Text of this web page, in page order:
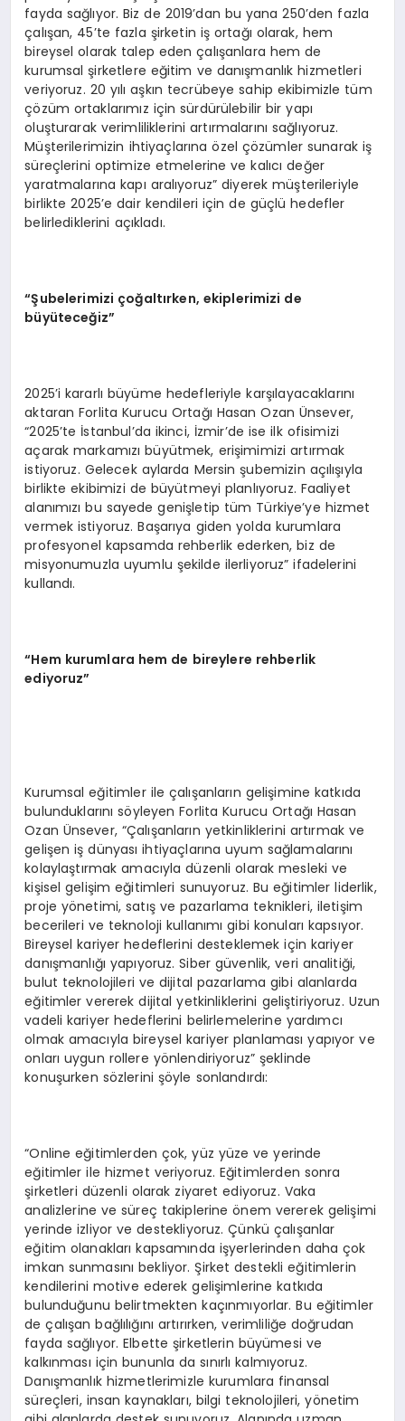
fayda sağlıyor. Biz de 2019’dan bu yana 250’den fazla
çalışan, 45’te fazla şirketin iş ortağı olarak, hem
bireysel olarak talep eden çalışanlara hem de
kurumsal şirketlere eğitim ve danışmanlık hizmetleri
veriyoruz. 20 yılı aşkın tecrübeye sahip ekibimizle tüm
çözüm ortaklarımız için sürdürülebilir bir yapı
oluşturarak verimliliklerini artırmalarını sağlıyoruz.
Müşterilerimizin ihtiyaçlarına özel çözümler sunarak iş
süreçlerini optimize etmelerine ve kalıcı değer
yaratmalarına kapı aralıyoruz” diyerek müşterileriyle
birlikte 2025’e dair kendileri için de güçlü hedefler
belirlediklerini açıkladı.
“Şubelerimizi çoğaltırken, ekiplerimizi de
büyüteceğiz”
2025’i kararlı büyüme hedefleriyle karşılayacaklarını
aktaran Forlita Kurucu Ortağı Hasan Ozan Ünsever,
“2025’te İstanbul’da ikinci, İzmir’de ise ilk ofisimizi
açarak markamızı büyütmek, erişimimizi artırmak
istiyoruz. Gelecek aylarda Mersin şubemizin açılışıyla
birlikte ekibimizi de büyütmeyi planlıyoruz. Faaliyet
alanımızı bu sayede genişletip tüm Türkiye’ye hizmet
vermek istiyoruz. Başarıya giden yolda kurumlara
profesyonel kapsamda rehberlik ederken, biz de
misyonumuzla uyumlu şekilde ilerliyoruz” ifadelerini
kullandı.
“Hem kurumlara hem de bireylere rehberlik
ediyoruz”
Kurumsal eğitimler ile çalışanların gelişimine katkıda
bulunduklarını söyleyen Forlita Kurucu Ortağı Hasan
Ozan Ünsever, “Çalışanların yetkinliklerini artırmak ve
gelişen iş dünyası ihtiyaçlarına uyum sağlamalarını
kolaylaştırmak amacıyla düzenli olarak mesleki ve
kişisel gelişim eğitimleri sunuyoruz. Bu eğitimler liderlik,
proje yönetimi, satış ve pazarlama teknikleri, iletişim
becerileri ve teknoloji kullanımı gibi konuları kapsıyor.
Bireysel kariyer hedeflerini desteklemek için kariyer
danışmanlığı yapıyoruz. Siber güvenlik, veri analitiği,
bulut teknolojileri ve dijital pazarlama gibi alanlarda
eğitimler vererek dijital yetkinliklerini geliştiriyoruz. Uzun
vadeli kariyer hedeflerini belirlemelerine yardımcı
olmak amacıyla bireysel kariyer planlaması yapıyor ve
onları uygun rollere yönlendiriyoruz” şeklinde
konuşurken sözlerini şöyle sonlandırdı:
“Online eğitimlerden çok, yüz yüze ve yerinde
eğitimler ile hizmet veriyoruz. Eğitimlerden sonra
şirketleri düzenli olarak ziyaret ediyoruz. Vaka
analizlerine ve süreç takiplerine önem vererek gelişimi
yerinde izliyor ve destekliyoruz. Çünkü çalışanlar
eğitim olanakları kapsamında işyerlerinden daha çok
imkan sunmasını bekliyor. Şirket destekli eğitimlerin
kendilerini motive ederek gelişimlerine katkıda
bulunduğunu belirtmekten kaçınmıyorlar. Bu eğitimler
de çalışan bağlılığını artırırken, verimliliğe doğrudan
fayda sağlıyor. Elbette şirketlerin büyümesi ve
kalkınması için bununla da sınırlı kalmıyoruz.
Danışmanlık hizmetlerimizle kurumlara finansal
süreçleri, insan kaynakları, bilgi teknolojileri, yönetim